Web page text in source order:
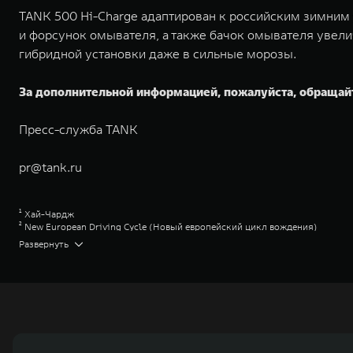
TANK 500 Hi-Charge адаптирован к российским
и форсунок омывателя, а также бачок омывателя
гибридной установки даже в сильные морозы.
За дополнительной информацией, пожалуйста,
Пресс-служба TANK
pr@tank.ru
¹ Хай-Чардж
² New European Driving Cycle (Новый европейский цикл вождения)
³ Указана максимальная рекомендованная цена перепродажи. Уточняйте
⁴ Hybrid Intelligent 4WD TANK (Гибридный интеллектуальный
Развернуть